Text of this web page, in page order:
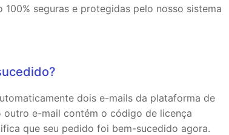
seguras e protegidas pelo nosso sistema
dois e-mails da plataforma de
e-mail contém o código de licença
que seu pedido foi bem-sucedido agora.